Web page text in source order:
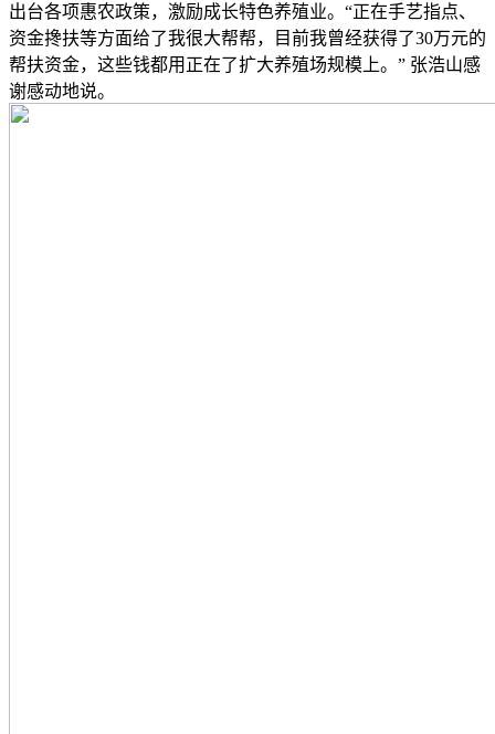
出台各项惠农政策，激励成长特色养殖业。“正在手艺指点、
资金搀扶等方面给了我很大帮帮，目前我曾经获得了30万元的
帮扶资金，这些钱都用正在了扩大养殖场规模上。” 张浩山感
谢感动地说。